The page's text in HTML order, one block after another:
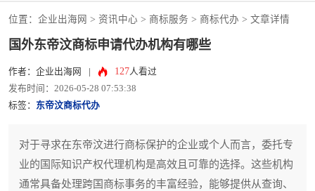
位置： 企业出海网 > 资讯中心 > 商标服务 > 商标代办 > 文章详情
国外东帝汶商标申请代办机构有哪些
作者：企业出海网 127人看过
发布时间：2026-05-28 07:53:38
标签： 东帝汶商标代办
对于寻求在东帝汶进行商标保护的企业或个人而言，委托专
业的国际知识产权代理机构是高效且可靠的选择。这些机构
通常具备处理跨国商标事务的丰富经验，能够提供从查询、